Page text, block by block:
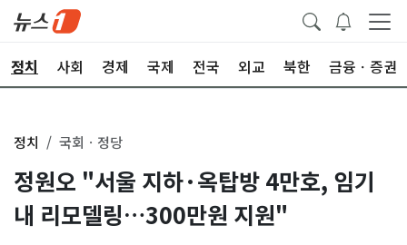
정치 사회 경제 국제 전국 외교 북한 금융ㆍ증권
정치 국회ㆍ정당
정원오 "서울 지하·옥탑방 4만호, 임기
내 리모델링…300만원 지원"